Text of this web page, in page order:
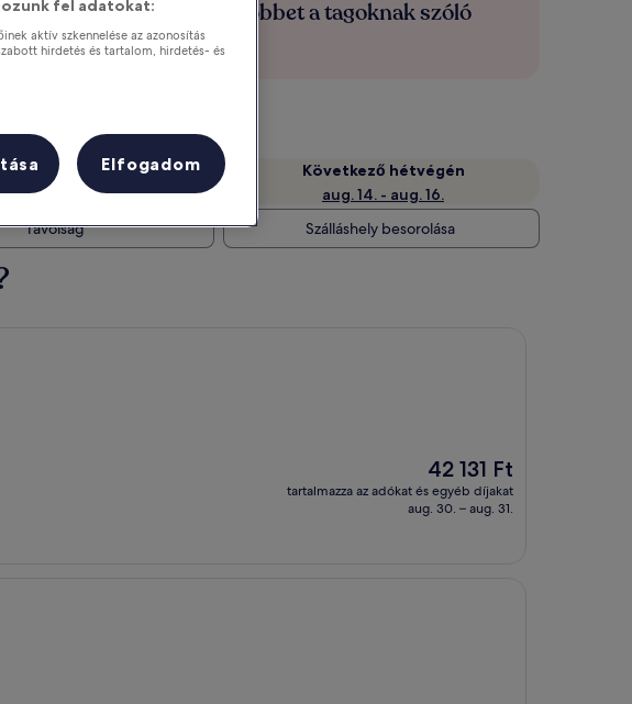
Spórolj többet a tagoknak szóló
árakkal
a hétvégén
aug. 7. - aug. 9.
Következő hétvégén
aug. 14. - aug. 16.
Távolság Szálláshely besorolása
Az
ár
42 131 Ft
42 131 Ft
tartalmazza az adókat és egyéb díjakat
aug. 30. – aug. 31.
fel adatokat:
aktív szkennelése az azonosítás
hirdetés és tartalom, hirdetés- és
Elfogadom